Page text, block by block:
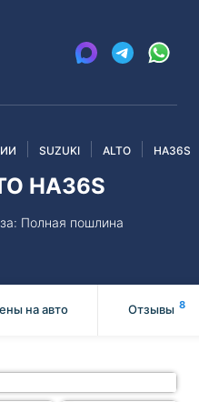
SUZUKI ALTO HA36S
HA36S
Полная пошлина
на авто Отзывы 8